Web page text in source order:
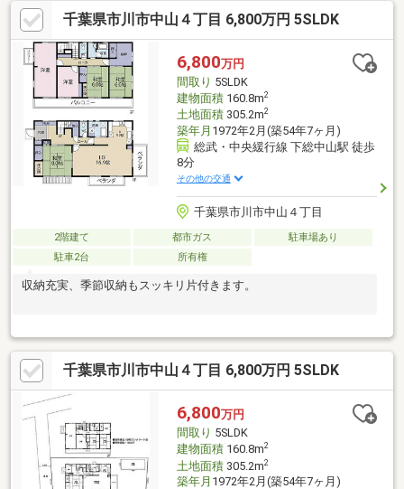
千葉県市川市中山４丁目 6,800万円 5SLDK
6,800万円
間取り 5SLDK
建物面積160.8m2
土地面積305.2m2
築年月 1972年2月(築54年7ヶ月)
総武・中央緩行線 下総中山駅 徒歩
8分
その他の交通
千葉県市川市中山４丁目
2階建て 都市ガス
駐車場あり
駐車2台
所有権
収納充実、季節収納もスッキリ片付きます。
千葉県市川市中山４丁目 6,800万円 5SLDK
6,800万円
間取り 5SLDK
建物面積160.8m2
土地面積305.2m2
築年月 1972年2月(築54年7ヶ月)